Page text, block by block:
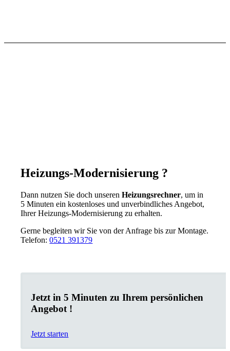
Heizungs-Modernisierung ?
Dann nutzen Sie doch unserenHeizungsrechner, um in
5 Minuten ein kostenloses und unverbindliches Angebot,
Ihrer Heizungs-Modernisierung zu erhalten.
Gerne begleiten wir Sie von der Anfrage bis zur Montage.
Telefon:0521 391379
Jetzt in 5 Minuten zu Ihrem persönlichen
Angebot !
Jetzt starten